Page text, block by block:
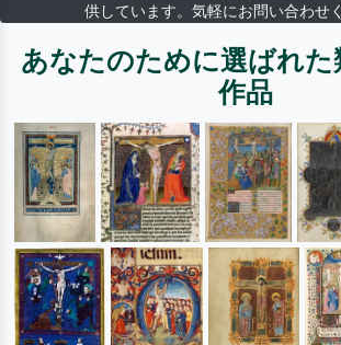
供しています。気軽にお問い合わせ
あなたのために選ばれた
作品